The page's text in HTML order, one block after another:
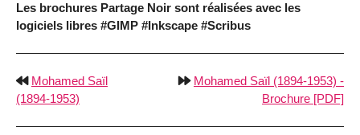
Les brochures Partage Noir sont réalisées avec les
logiciels libres #GIMP #Inkscape #Scribus
Mohamed Saïl
(1894-1953)
Mohamed Saïl (1894-1953) -
Brochure [PDF]